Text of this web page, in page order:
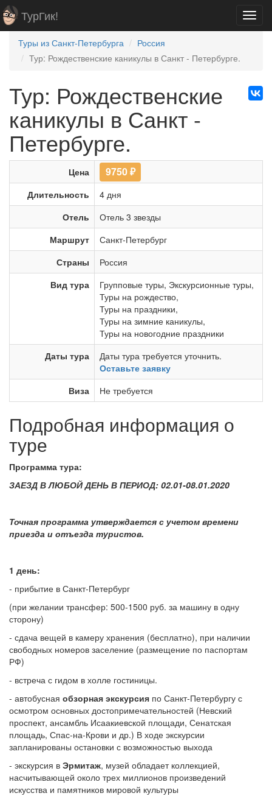
ТурГик!
Туры из Санкт-Петербурга
Россия
Тур: Рождественские каникулы в Санкт - Петербурге.
Тур: Рождественские
каникулы в Санкт -
Петербурге.
Цена 9750₽
Длительность
4 дня
Отель
Отель 3 звезды
Маршрут
Санкт-Петербург
Страны
Россия
Вид тура
Групповые туры, Экскурсионные туры,
Туры на рождество,
Туры на праздники,
Туры на зимние каникулы,
Туры на новогодние праздники
Даты тура
Даты тура требуется уточнить.
Оставьте заявку
Виза
Не требуется
Подробная информация о
туре
Программа тура:
ЗАЕЗД В ЛЮБОЙ ДЕНЬ В ПЕРИОД: 02.01-08.01.2020
Точная программа утверждается с учетом времени
приезда и отъезда туристов.
1 день:
- прибытие в Санкт-Петербург
(при желании трансфер: 500-1500 руб. за машину в одну
сторону)
- сдача вещей в камеру хранения (бесплатно), при наличии
свободных номеров заселение (размещение по паспортам
РФ)
- встреча с гидом в холле гостиницы.
- автобусная обзорная экскурсия по Санкт-Петербургу с
осмотром основных достопримечательностей (Невский
проспект, ансамбль Исаакиевской площади, Сенатская
площадь, Спас-на-Крови и др.) В ходе экскурсии
запланированы остановки с возможностью выхода
- экскурсия в Эрмитаж, музей обладает коллекцией,
насчитывающей около трех миллионов произведений
искусства и памятников мировой культуры